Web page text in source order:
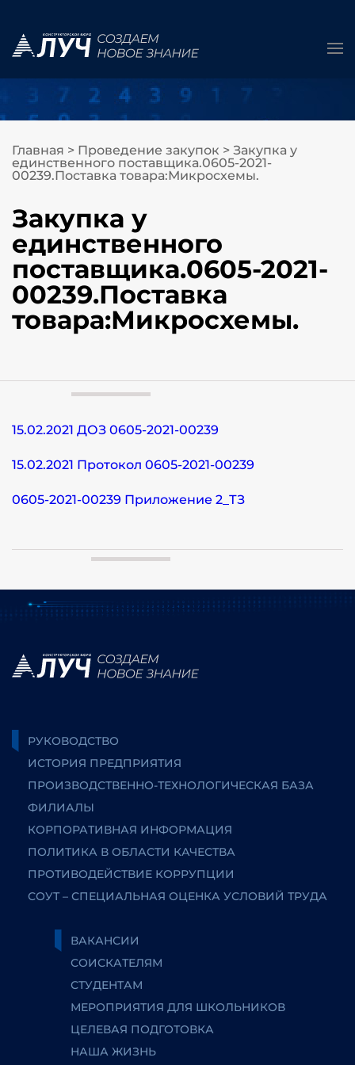
Главная > Проведение закупок > Закупка у
единственного поставщика.0605-2021-
00239.Поставка товара:Микросхемы.
Закупка у
единственного
поставщика.0605-2021-
00239.Поставка
товара:Микросхемы.
15.02.2021 ДОЗ 0605-2021-00239
15.02.2021 Протокол 0605-2021-00239
0605-2021-00239 Приложение 2_ТЗ
РУКОВОДСТВО
ИСТОРИЯ ПРЕДПРИЯТИЯ
ПРОИЗВОДСТВЕННО-ТЕХНОЛОГИЧЕСКАЯ БАЗА
ФИЛИАЛЫ
КОРПОРАТИВНАЯ ИНФОРМАЦИЯ
ПОЛИТИКА В ОБЛАСТИ КАЧЕСТВА
ПРОТИВОДЕЙСТВИЕ КОРРУПЦИИ
СОУТ – СПЕЦИАЛЬНАЯ ОЦЕНКА УСЛОВИЙ ТРУДА
ВАКАНСИИ
СОИСКАТЕЛЯМ
СТУДЕНТАМ
МЕРОПРИЯТИЯ ДЛЯ ШКОЛЬНИКОВ
ЦЕЛЕВАЯ ПОДГОТОВКА
НАША ЖИЗНЬ